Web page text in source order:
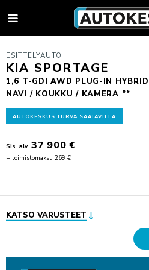
AUTOHAKU
MYY AUTOSI
VAIHTOAUTOT
AUTOHAKU
SÄHKÖAUTOT
VAIHTOAUTON OSTAJAN OPAS
AUTOKESKUS TURVA -
AUTOJEN SISÄÄNOSTO
UUDET AUTOT
BYD
FORD
MITSUBISHI
YRITYSMYYNNIN ESITTELY
JULKISET HANKINNAT
TYÖSUHDEAUTOILIJALLE
HUOLTO &
KOLARIKORJAUS
ESITTELYAUTO
KIA SPORTAGE
1,6 T-GDI AWD PLUG-IN
NAVI / KOUKKU / KAMERA **
AUTOKESKUS TURVA SAATAVILLA
Sis. alv. 37 900 €
+ toimistomaksu 269 €
KATSO VARUSTEET